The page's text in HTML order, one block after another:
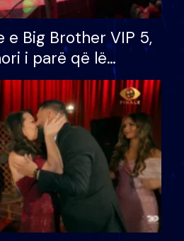
e Big Brother VIP 5,
i parë që lë
mundësinë për
e madh